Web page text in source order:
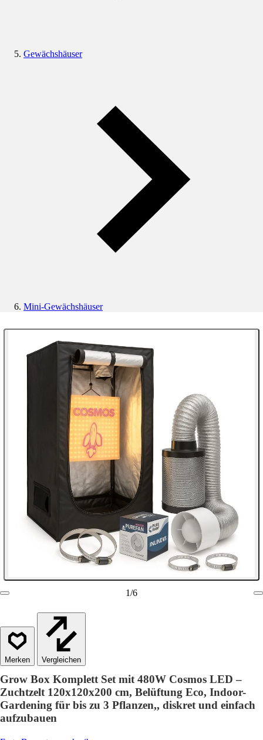
Gewächshäuser
Mini-Gewächshäuser
1/6
Vergleichen
Grow Box Komplett Set mit 480W Cosmos LED –
Zuchtzelt 120x120x200 cm, Belüftung Eco, Indoor-
Gardening für bis zu 3 Pflanzen,, diskret und einfach
aufzubauen